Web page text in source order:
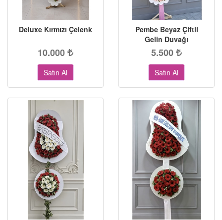
Deluxe Kırmızı Çelenk
10.000
Satın Al
Pembe Beyaz Çiftli
Gelin Duvağı
5.500
Satın Al